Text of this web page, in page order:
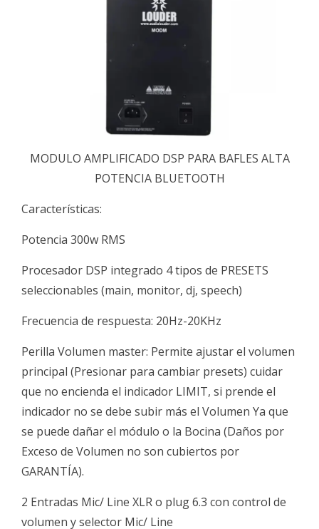
MODULO AMPLIFICADO DSP PARA BAFLES ALTA
POTENCIA BLUETOOTH
Características:
Potencia 300w RMS
Procesador DSP integrado 4 tipos de PRESETS
seleccionables (main, monitor, dj, speech)
Frecuencia de respuesta: 20Hz-20KHz
Perilla Volumen master: Permite ajustar el volumen
principal (Presionar para cambiar presets) cuidar
que no encienda el indicador LIMIT, si prende el
indicador no se debe subir más el Volumen Ya que
se puede dañar el módulo o la Bocina (Daños por
Exceso de Volumen no son cubiertos por
GARANTÍA).
2 Entradas Mic/ Line XLR o plug 6.3 con control de
volumen y selector Mic/ Line